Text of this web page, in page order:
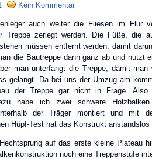
Kein Kommentar
auch weiter die Fliesen im Flur
Treppe zerlegt werden. Die Füße, die
müssen entfernt werden, damit
die Bautreppe dann ganz ab und nutzt
man unterfängt die Treppe, damit man
gelangt. Da bei uns der Umzug am
der Treppe gar nicht in Frage.
habe ich zwei schwere
der Träger montiert und mit
Hüpf-Test hat das Konstrukt
auf das erste kleine Plateau
noch eine Treppenstufe